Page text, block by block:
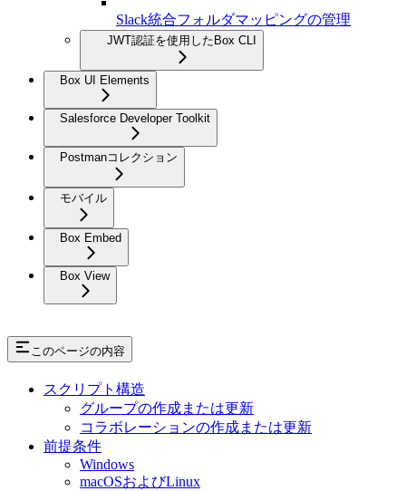
Slack統合フォルダマッピングの管理
JWT認証を使用したBox CLI
Box UI Elements
Salesforce Developer Toolkit
Postmanコレクション
モバイル
Box Embed
Box View
このページの内容
スクリプト構造
グループの作成または更新
コラボレーションの作成または更新
前提条件
Windows
macOSおよびLinux